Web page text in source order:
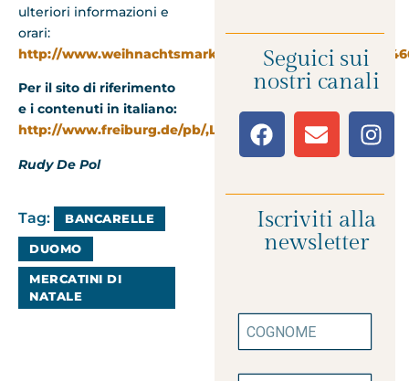
ulteriori informazioni e
orari:
http://www.weihnachtsmarkt.freiburg.de/pb/,Len/
Per il sito di riferimento
e i contenuti in italiano:
http://www.freiburg.de/pb/,Lde/226940.html
Rudy De Pol
Tag: BANCARELLE
DUOMO
MERCATINI DI
NATALE
Seguici sui
nostri canali
Iscriviti alla
newsletter